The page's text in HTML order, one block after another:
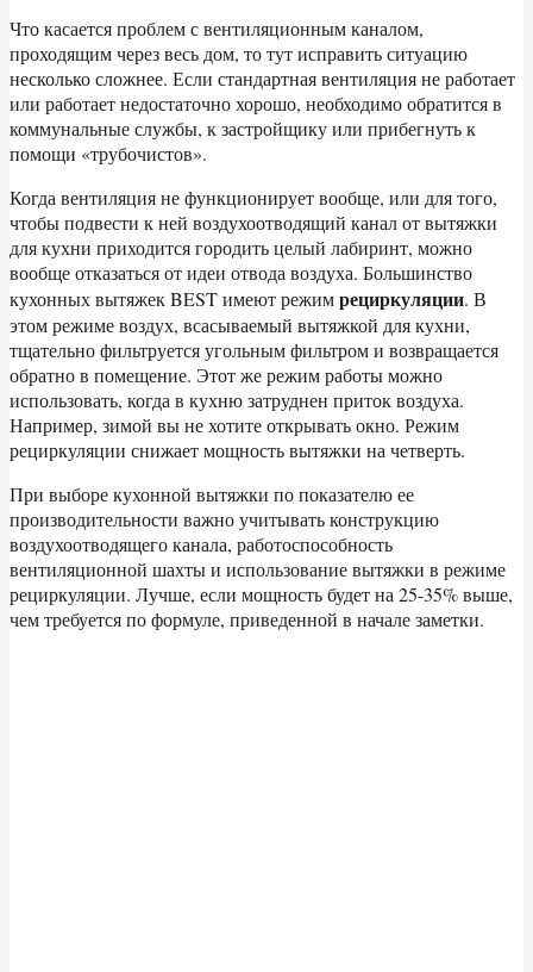
Что касается проблем с вентиляционным каналом,
проходящим через весь дом, то тут исправить ситуацию
несколько сложнее. Если стандартная вентиляция не работает
или работает недостаточно хорошо, необходимо обратится в
коммунальные службы, к застройщику или прибегнуть к
помощи «трубочистов».
Когда вентиляция не функционирует вообще, или для того,
чтобы подвести к ней воздухоотводящий канал от вытяжки
для кухни приходится городить целый лабиринт, можно
вообще отказаться от идеи отвода воздуха. Большинство
кухонных вытяжек BEST имеют режимрециркуляции. В
этом режиме воздух, всасываемый вытяжкой для кухни,
тщательно фильтруется угольным фильтром и возвращается
обратно в помещение. Этот же режим работы можно
использовать, когда в кухню затруднен приток воздуха.
Например, зимой вы не хотите открывать окно. Режим
рециркуляции снижает мощность вытяжки на четверть.
При выборе кухонной вытяжки по показателю ее
производительности важно учитывать конструкцию
воздухоотводящего канала, работоспособность
вентиляционной шахты и использование вытяжки в режиме
рециркуляции. Лучше, если мощность будет на 25-35% выше,
чем требуется по формуле, приведенной в начале заметки.